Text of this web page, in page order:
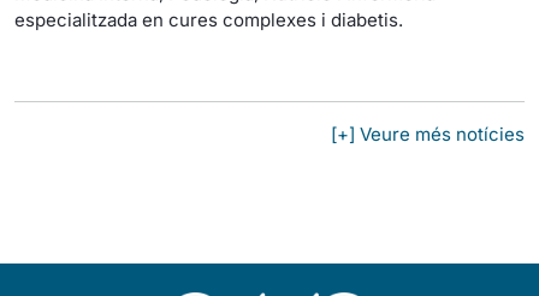
especialitzada en cures complexes i diabetis.
[+] Veure més notícies